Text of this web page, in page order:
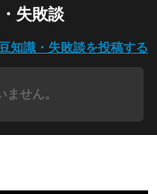
失敗談
豆知識・失敗談を投稿する
せん。